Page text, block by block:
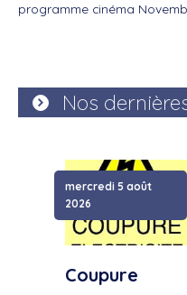
programme cinéma
Nos
mercredi 5 août
2026
Coupure